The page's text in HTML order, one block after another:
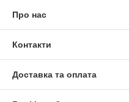
Про нас
Контакти
Доставка та оплата